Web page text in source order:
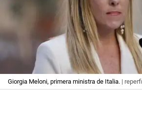
Giorgia Meloni, primera ministra de Italia. |